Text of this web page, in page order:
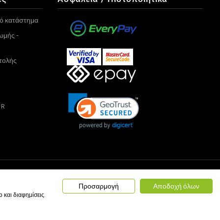
κατάστημα
-
διαφημίσεις.
Προσαρμογή Αποδοχή όλων